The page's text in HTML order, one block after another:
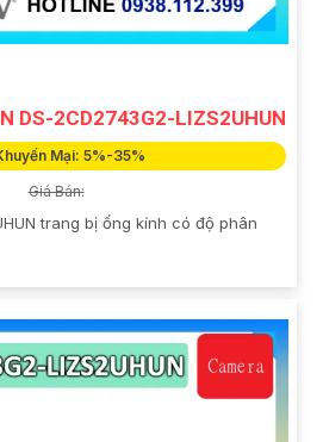
DS-2CD2743G2-LIZS2UHUN
Mại: 5%-35%
Giá Bán:
trang bị ống kính có độ phân